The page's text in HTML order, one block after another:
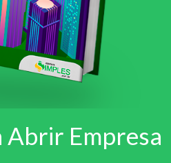
Abrir Empresa